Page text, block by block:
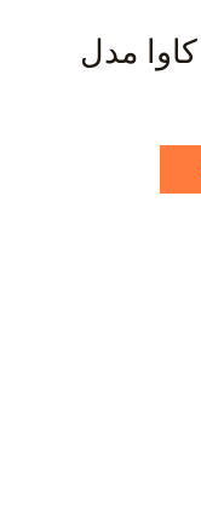
دیزل ژنراتور کامینز 150 کاوا مدل